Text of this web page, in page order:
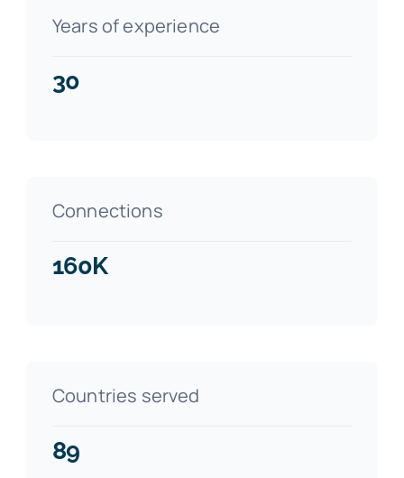
Years of experience
30
Connections
160K
Countries served
89